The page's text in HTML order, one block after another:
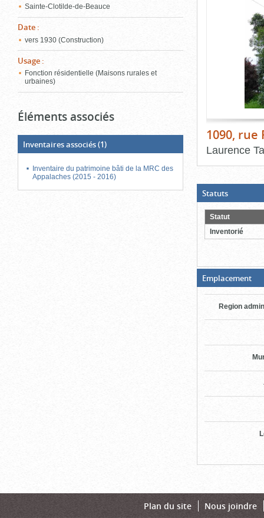
Sainte-Clotilde-de-Beauce
Date :
vers 1930 (Construction)
Usage :
Fonction résidentielle (Maisons rurales et
urbaines)
Éléments associés
Inventaires associés(1)
Inventaire du patrimoine bâti de la MRC des
Appalaches (2015 - 2016)
1090,
Laurence
bloc
d'onglets
Statuts(Boite
ouverte,
cliquer
pour
fermer)
Statut
Inventorié
Emplacement
Region
Plan du site Nous joindre